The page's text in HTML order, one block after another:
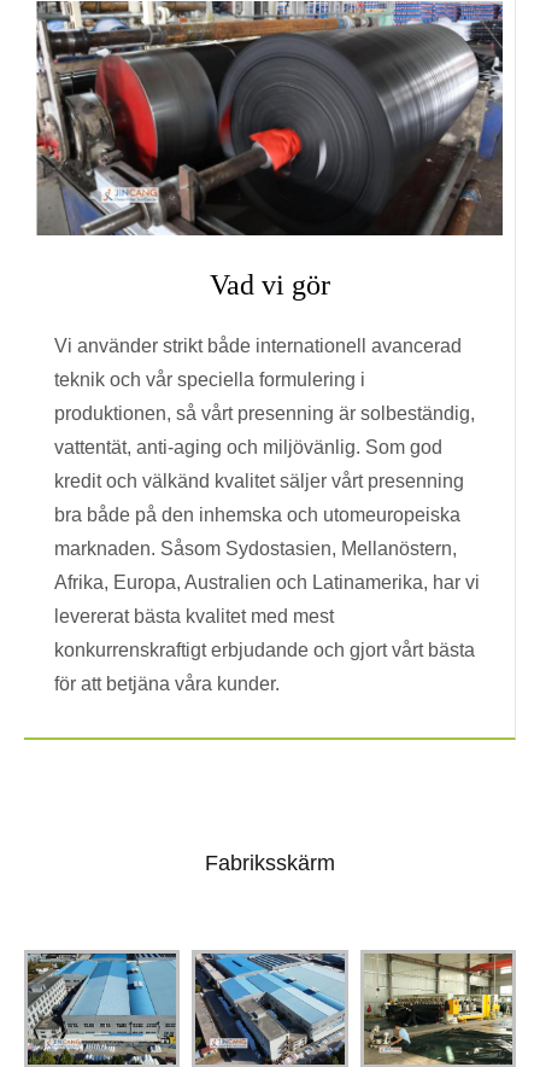
Vad vi gör
Vi använder strikt både internationell avancerad
teknik och vår speciella formulering i
produktionen, så vårt presenning är solbeständig,
vattentät, anti-aging och miljövänlig. Som god
kredit och välkänd kvalitet säljer vårt presenning
bra både på den inhemska och utomeuropeiska
marknaden. Såsom Sydostasien, Mellanöstern,
Afrika, Europa, Australien och Latinamerika, har vi
levererat bästa kvalitet med mest
konkurrenskraftigt erbjudande och gjort vårt bästa
för att betjäna våra kunder.
Fabriksskärm